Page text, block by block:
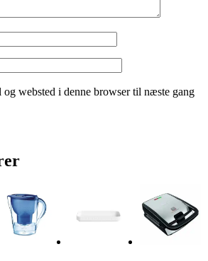
websted i denne browser til næste gang